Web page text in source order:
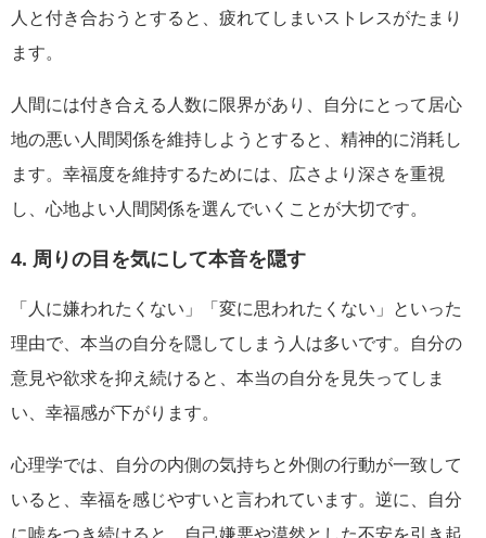
人と付き合おうとすると、疲れてしまいストレスがたまり
ます。
人間には付き合える人数に限界があり、自分にとって居心
地の悪い人間関係を維持しようとすると、精神的に消耗し
ます。幸福度を維持するためには、広さより深さを重視
し、心地よい人間関係を選んでいくことが大切です。
4. 周りの目を気にして本音を隠す
「人に嫌われたくない」「変に思われたくない」といった
理由で、本当の自分を隠してしまう人は多いです。自分の
意見や欲求を抑え続けると、本当の自分を見失ってしま
い、幸福感が下がります。
心理学では、自分の内側の気持ちと外側の行動が一致して
いると、幸福を感じやすいと言われています。逆に、自分
に嘘をつき続けると、自己嫌悪や漠然とした不安を引き起